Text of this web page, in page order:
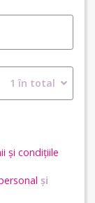
1 în total
și condițiile
și